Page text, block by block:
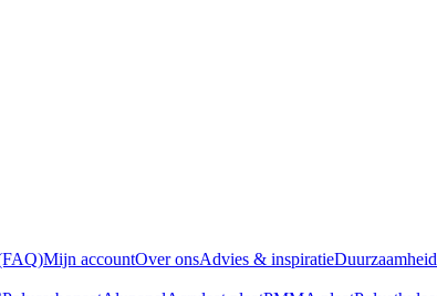
Mijn accountOver onsAdvies & inspiratieDuurzaamheid